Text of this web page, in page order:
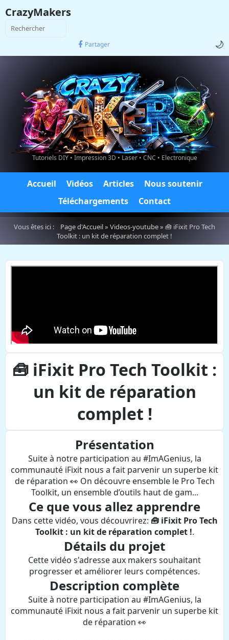
CrazyMakers
Partager 🌙
Tutoriels DIY • Impression 3D • Laser • CNC • Electronique
Accueil Vidéos Articles
Nous soutenir
Téléchargements
Contact
Vous êtes ici : Page d'Accueil» Videos-youtube» 🧰 iFixit Pro Tech
Toolkit : un kit de réparation complet !
🧰 iFixit Pro Tech Toolkit :
un kit de réparation
complet !
Présentation
Suite à notre participation au #ImAGenius, la
communauté iFixit nous a fait parvenir un superbe kit
de réparation 👀 On découvre ensemble le Pro Tech
Toolkit, un ensemble d’outils haut de gam...
Ce que vous allez apprendre
Dans cette vidéo, vous découvrirez: 🧰 iFixit Pro Tech
Toolkit : un kit de réparation complet !.
Détails du projet
Cette vidéo s'adresse aux makers souhaitant
progresser et améliorer leurs compétences.
Description complète
Suite à notre participation au #ImAGenius, la
communauté iFixit nous a fait parvenir un superbe kit
de réparation 👀